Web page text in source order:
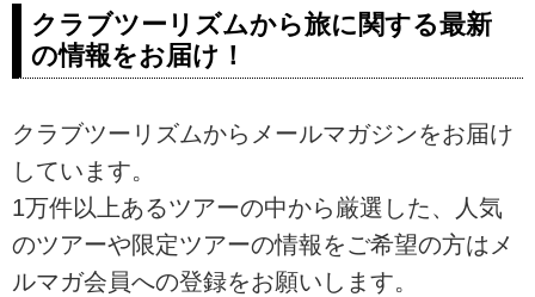
クラブツーリズムから旅に関する最新
の情報をお届け！
クラブツーリズムからメールマガジンをお届け
しています。
1万件以上あるツアーの中から厳選した、人気
のツアーや限定ツアーの情報をご希望の方はメ
ルマガ会員への登録をお願いします。